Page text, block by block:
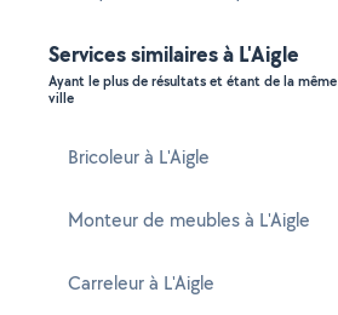
Services similaires à L'Aigle
Ayant le plus de résultats et étant de la
ville
Bricoleur à L'Aigle
Monteur de meubles à L'Aigle
Carreleur à L'Aigle